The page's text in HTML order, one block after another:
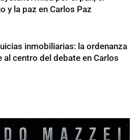
y la paz en Carlos Paz
inmobiliarias: la ordenanza
al centro del debate en Carlos